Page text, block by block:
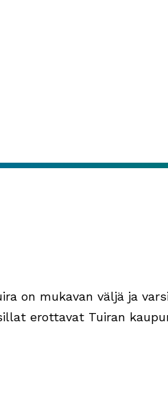
on mukavan väljä ja
erottavat Tuiran